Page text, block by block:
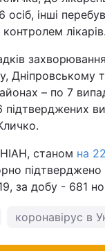
осіб, інші
контролем лікарів.
Дніпровському
– по 7
станом на
підтверджено
за добу - 681
коронавірус в